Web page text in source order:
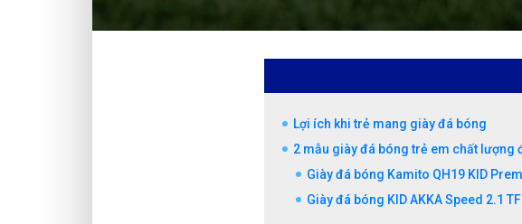
Lợi ích khi trẻ mang giày đá bóng
2 mẫu giày đá bóng trẻ em chất lượng
Giày đá bóng Kamito QH19 KID
Giày đá bóng KID AKKA Speed 2.1 TF